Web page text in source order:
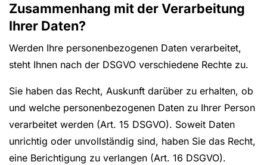
Zusammenhang mit der Verarbeitung
Ihrer Daten?
Werden Ihre personenbezogenen Daten verarbeitet,
steht Ihnen nach der DSGVO verschiedene Rechte zu.
Sie haben das Recht, Auskunft darüber zu erhalten, ob
und welche personenbezogenen Daten zu Ihrer Person
verarbeitet werden (Art. 15 DSGVO). Soweit Daten
unrichtig oder unvollständig sind, haben Sie das Recht,
eine Berichtigung zu verlangen (Art. 16 DSGVO).